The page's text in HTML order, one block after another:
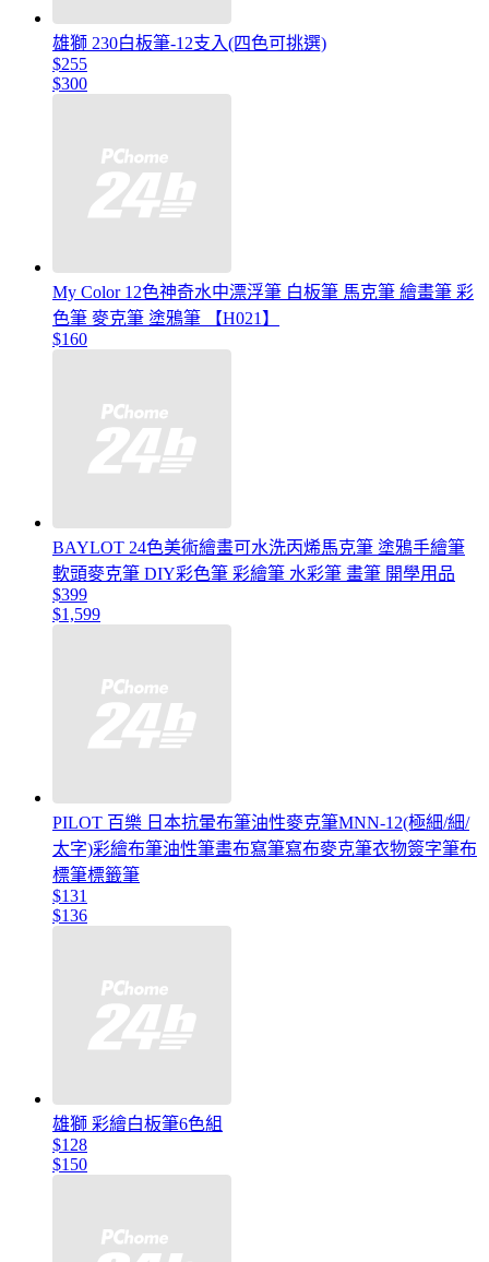
雄獅 230白板筆-12支入(四色可挑選)
$255
$300
My Color 12色神奇水中漂浮筆 白板筆 馬克筆 繪畫筆 彩
色筆 麥克筆 塗鴉筆 【H021】
$160
BAYLOT 24色美術繪畫可水洗丙烯馬克筆 塗鴉手繪筆
軟頭麥克筆 DIY彩色筆 彩繪筆 水彩筆 畫筆 開學用品
$399
$1,599
PILOT 百樂 日本抗暈布筆油性麥克筆MNN-12(極細/細/
太字)彩繪布筆油性筆畫布寫筆寫布麥克筆衣物簽字筆布
標筆標籤筆
$131
$136
雄獅 彩繪白板筆6色組
$128
$150